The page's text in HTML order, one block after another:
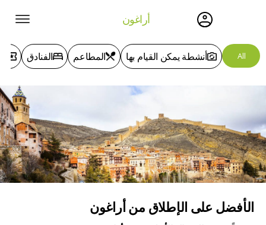
أراغون
All أنشطة يمكن القيام بها المطاعم الفنادق
الأفضل على الإطلاق من أراغون